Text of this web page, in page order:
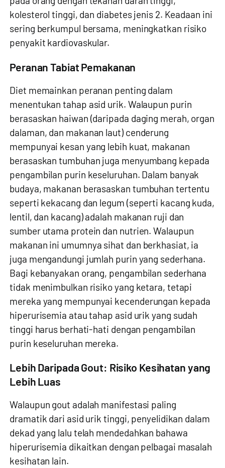
kolesterol tinggi, dan diabetes jenis 2. Keadaan ini
sering berkumpul bersama, meningkatkan risiko
penyakit kardiovaskular.
Peranan Tabiat Pemakanan
Diet memainkan peranan penting dalam
menentukan tahap asid urik. Walaupun purin
berasaskan haiwan (daripada daging merah, organ
dalaman, dan makanan laut) cenderung
mempunyai kesan yang lebih kuat, makanan
berasaskan tumbuhan juga menyumbang kepada
pengambilan purin keseluruhan. Dalam banyak
budaya, makanan berasaskan tumbuhan tertentu
seperti kekacang dan legum (seperti kacang kuda,
lentil, dan kacang) adalah makanan ruji dan
sumber utama protein dan nutrien. Walaupun
makanan ini umumnya sihat dan berkhasiat, ia
juga mengandungi jumlah purin yang sederhana.
Bagi kebanyakan orang, pengambilan sederhana
tidak menimbulkan risiko yang ketara, tetapi
mereka yang mempunyai kecenderungan kepada
hiperurisemia atau tahap asid urik yang sudah
tinggi harus berhati-hati dengan pengambilan
purin keseluruhan mereka.
Lebih Daripada Gout: Risiko Kesihatan yang
Lebih Luas
Walaupun gout adalah manifestasi paling
dramatik dari asid urik tinggi, penyelidikan dalam
dekad yang lalu telah mendedahkan bahawa
hiperurisemia dikaitkan dengan pelbagai masalah
kesihatan lain.